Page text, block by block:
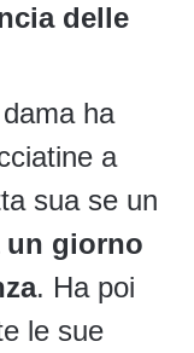
delle
ha
a
sua se un
un giorno
. Ha poi
le sue